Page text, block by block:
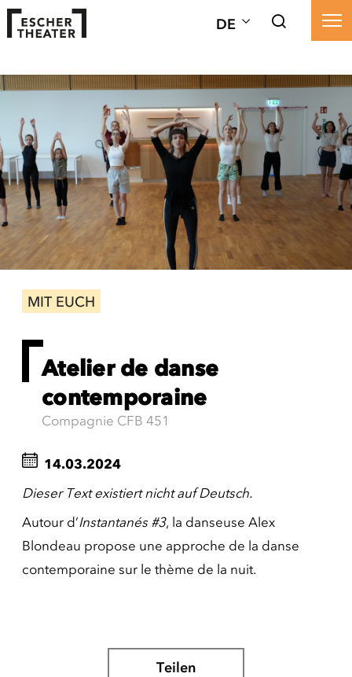
DE
MIT EUCH
Atelier de danse
contemporaine
Compagnie CFB 451
14.03.2024
Dieser Text existiert nicht auf Deutsch.
Autour d’Instantanés #3, la danseuse Alex
Blondeau propose une approche de la danse
contemporaine sur le thème de la nuit.
Teilen